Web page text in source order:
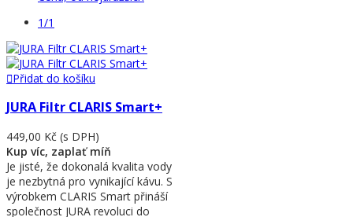
1/1
Přidat do košíku
JURA Filtr CLARIS Smart+
449,00 Kč (s DPH)
Kup víc, zaplať míň
Je jisté, že dokonalá kvalita vody
je nezbytná pro vynikající kávu. S
výrobkem CLARIS Smart přináší
společnost JURA revoluci do